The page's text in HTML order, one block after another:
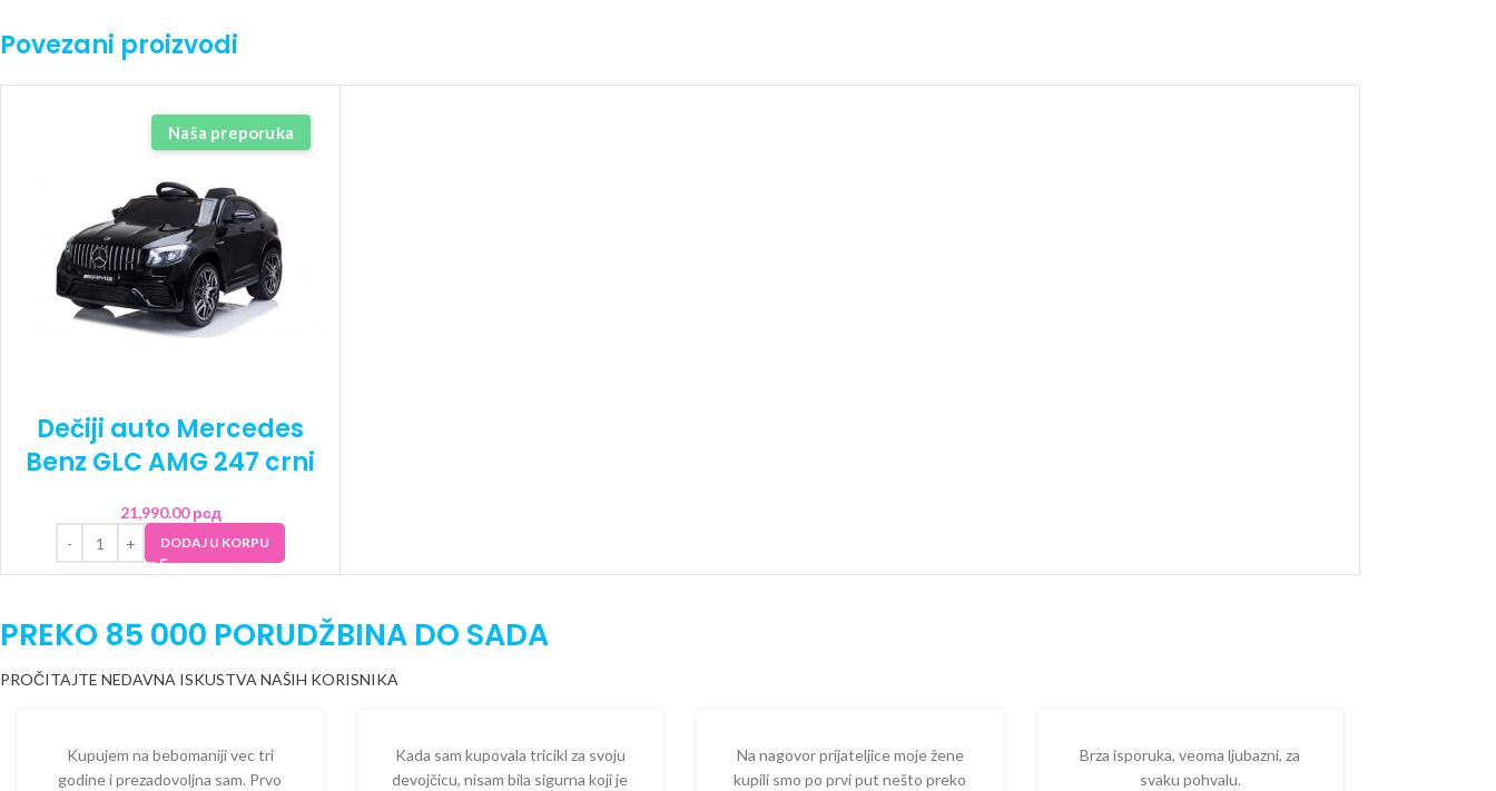
Povezani proizvodi
Naša preporuka
Dečiji auto Mercedes
Benz GLC AMG 247 crni
21,990.00рсд
DODAJ U KORPU
PREKO 85 000 PORUDŽBINA DO SADA
PROČITAJTE NEDAVNA ISKUSTVA NAŠIH KORISNIKA
Kupujem na bebomaniji vec tri
godine i prezadovoljna sam. Prvo
Kada sam kupovala tricikl za svoju
devojčicu, nisam bila sigurna koji je
Na nagovor prijateljice moje žene
kupili smo po prvi put nešto preko
Brza isporuka, veoma ljubazni, za
svaku pohvalu.